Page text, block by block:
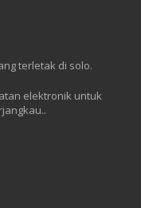
terletak di solo.
elektronik untuk